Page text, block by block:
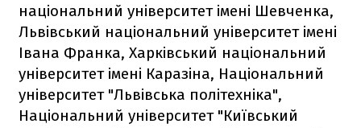
національний університет імені Шевченка,
Львівський національний університет імені
Івана Франка, Харківський національний
університет імені Каразіна, Національний
університет "Львівська політехніка",
Національний університет "Київський